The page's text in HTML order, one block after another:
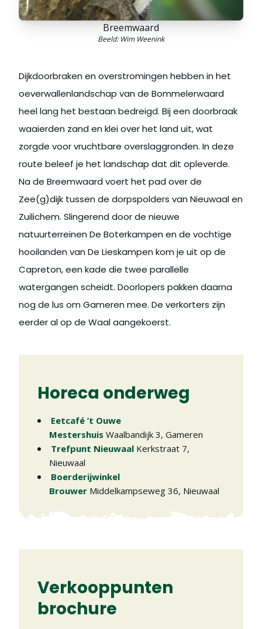
Breemwaard
Beeld: Wim Weenink
Dijkdoorbraken en overstromingen hebben in het
oeverwallenlandschap van de Bommelerwaard
heel lang het bestaan bedreigd. Bij een doorbraak
waaierden zand en klei over het land uit, wat
zorgde voor vruchtbare overslaggronden. In deze
route beleef je het landschap dat dit opleverde.
Na de Breemwaard voert het pad over de
Zee(g)dijk tussen de dorpspolders van Nieuwaal en
Zuilichem. Slingerend door de nieuwe
natuurterreinen De Boterkampen en de vochtige
hooilanden van De Lieskampen kom je uit op de
Capreton, een kade die twee parallelle
watergangen scheidt. Doorlopers pakken daarna
nog de lus om Gameren mee. De verkorters zijn
eerder al op de Waal aangekoerst.
Horeca onderweg
Eetcafé ’t Ouwe
Mestershuis Waalbandijk 3, Gameren
Trefpunt Nieuwaal Kerkstraat 7,
Nieuwaal
Boerderijwinkel
Brouwer Middelkampseweg 36, Nieuwaal
Verkooppunten
brochure